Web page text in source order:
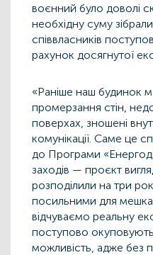
воєнний було доволі
необхідну суму
співвласників
рахунок досягнутої
«Раніше наш будинок
промерзання стін,
поверхах, зношені
комунікації. Саме це
до Програми
заходів — проєкт
розподілили на три
посильними для
відчуваємо реальну
поступово
можливість, адже без